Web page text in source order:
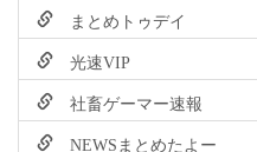
まとめトゥデイ
光速VIP
社畜ゲーマー速報
NEWSまとめたよー